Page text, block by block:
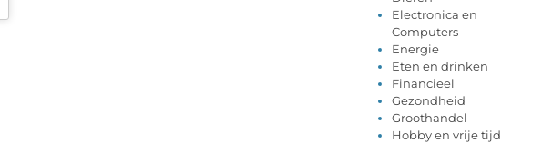
Electronica en
Computers
Energie
Eten en drinken
Financieel
Gezondheid
Groothandel
Hobby en vrije tijd